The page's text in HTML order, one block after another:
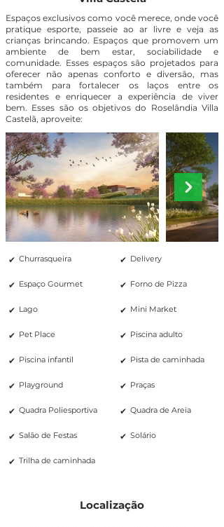
Espaços exclusivos como você merece, onde você
pratique esporte, passeie ao ar livre e veja as
crianças brincando. Espaços que promovem um
ambiente de bem estar, sociabilidade e
comunidade. Esses espaços são projetados para
oferecer não apenas conforto e diversão, mas
também para fortalecer os laços entre os
residentes e enriquecer a experiência de viver
bem. Esses são os objetivos do Roselândia Villa
Castelã, aproveite:
✔ Churrasqueira
✔ Espaço Gourmet
✔ Lago
✔ Pet Place
✔ Piscina infantil
✔ Playground
✔ Quadra Poliesportiva
✔ Salão de Festas
✔ Trilha de caminhada
✔ Delivery
✔ Forno de Pizza
✔ Mini Market
✔ Piscina adulto
✔ Pista de caminhada
✔ Praças
✔ Quadra de Areia
✔ Solário
Localização